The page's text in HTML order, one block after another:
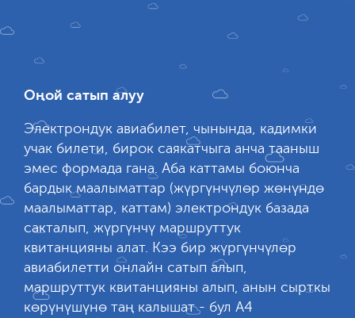
Оңой сатып алуу
Электрондук авиабилет, чынында, кадимки
учак билети, бирок саякатчыга анча тааныш
эмес формада гана. Аба каттамы боюнча
бардык маалыматтар (жүргүнчүлөр жөнүндө
маалыматтар, каттам) электрондук базада
сакталып, жүргүнчү маршруттук
квитанцияны алат. Кээ бир жүргүнчүлөр
авиабилетти онлайн сатып алып,
маршруттук квитанцияны алып, анын сырткы
көрүнүшүнө таң калышат - бул А4